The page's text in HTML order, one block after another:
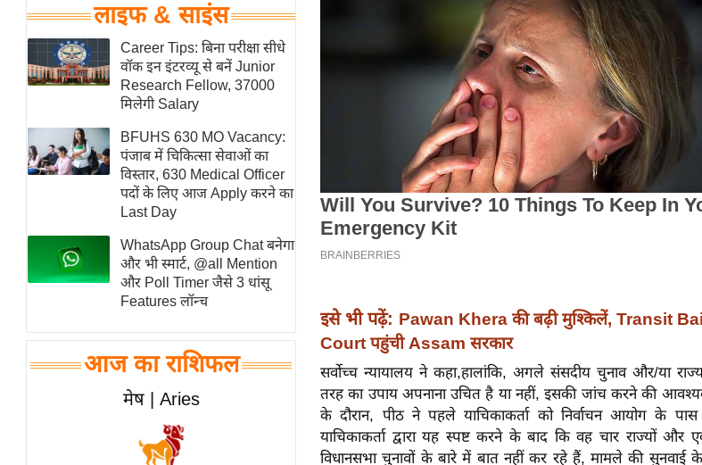
घरेलू नुस्खे
पर्यटन स्थल
फिटनेस मंत्रा
रिलेशनशिप
विश्लेषण
समसामयिक
मातृभूमि
स्तंभ
एम.
आर.
चाय पर
समीक्षा
लाइफ & साइंस
Career Tips: बिना परीक्षा सीधे
वॉक इन इंटरव्यू से बनें Junior
Research Fellow, 37000
मिलेगी Salary
BFUHS 630 MO Vacancy:
पंजाब में चिकित्सा सेवाओं का
विस्तार, 630 Medical Officer
पदों के लिए आज Apply करने का
Last Day
WhatsApp Group Chat बनेगा
और भी स्मार्ट, @all Mention
और Poll Timer जैसे 3 धांसू
Features लॉन्च
आज का राशिफल
मेष | Aries
इसे भी पढ़ें: Pawan Khera की बढ़ी मुश्किलें, Transit
Court पहुंची Assam सरकार
सर्वोच्च न्यायालय ने कहा,हालांकि, अगले संसदीय चुनाव और/या
तरह का उपाय अपनाना उचित है या नहीं, इसकी जांच करने की
के दौरान, पीठ ने पहले याचिकाकर्ता को निर्वाचन आयोग के
याचिकाकर्ता द्वारा यह स्पष्ट करने के बाद कि वह चार राज्यों
विधानसभा चुनावों के बारे में बात नहीं कर रहे हैं, मामले की